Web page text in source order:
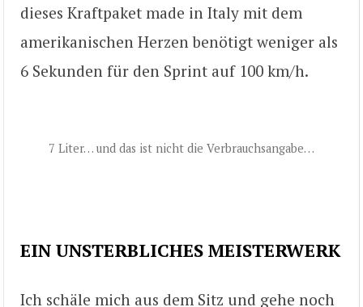
dieses Kraftpaket made in Italy mit dem
amerikanischen Herzen benötigt weniger als
6 Sekunden für den Sprint auf 100 km/h.
7 Liter… und das ist nicht die Verbrauchsangabe…
EIN UNSTERBLICHES MEISTERWERK
Ich schäle mich aus dem Sitz und gehe noch